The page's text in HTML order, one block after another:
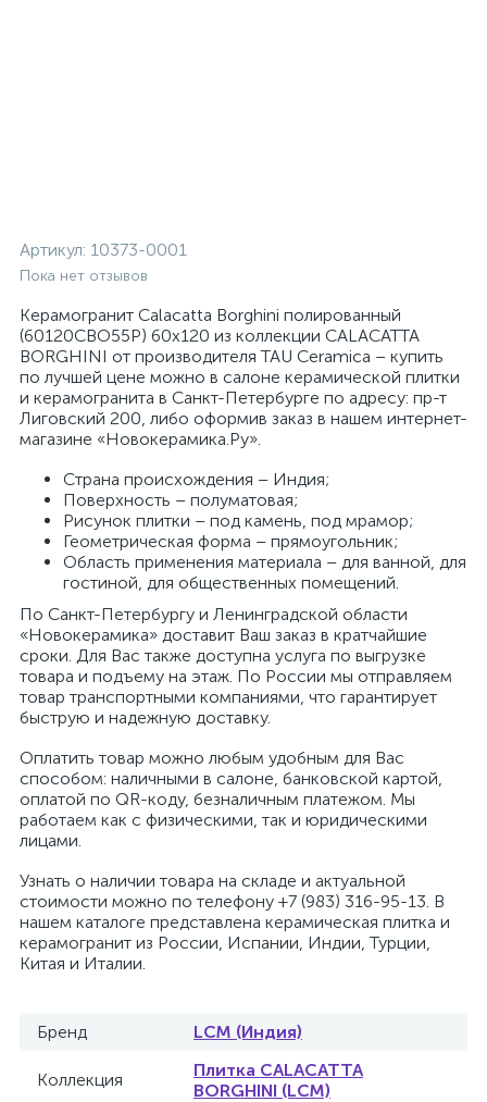
Артикул: 10373-0001
Пока нет отзывов
Керамогранит Calacatta Borghini полированный
(60120CBO55P) 60x120 из коллекции CALACATTA
BORGHINI от производителя TAU Ceramica – купить
по лучшей цене можно в салоне керамической плитки
и керамогранита в Санкт-Петербурге по адресу: пр-т
Лиговский 200, либо оформив заказ в нашем интернет-
магазине «Новокерамика.Ру».
Страна происхождения – Индия;
Поверхность – полуматовая;
Рисунок плитки – под камень, под мрамор;
Геометрическая форма – прямоугольник;
Область применения материала – для ванной, для
гостиной, для общественных помещений.
По Санкт-Петербургу и Ленинградской области
«Новокерамика» доставит Ваш заказ в кратчайшие
сроки. Для Вас также доступна услуга по выгрузке
товара и подъему на этаж. По России мы отправляем
товар транспортными компаниями, что гарантирует
быструю и надежную доставку.
Оплатить товар можно любым удобным для Вас
способом: наличными в салоне, банковской картой,
оплатой по QR-коду, безналичным платежом. Мы
работаем как с физическими, так и юридическими
лицами.
Узнать о наличии товара на складе и актуальной
стоимости можно по телефону +7 (983) 316-95-13. В
нашем каталоге представлена керамическая плитка и
керамогранит из России, Испании, Индии, Турции,
Китая и Италии.
Бренд LCM (Индия)
Коллекция
Плитка CALACATTA
BORGHINI (LCM)